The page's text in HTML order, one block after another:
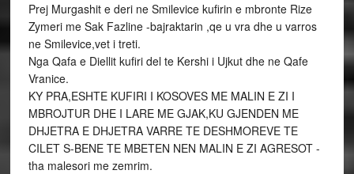
Prej Murgashit e deri ne Smilevice kufirin e mbronte Rize
Zymeri me Sak Fazline -bajraktarin ,qe u vra dhe u varros
ne Smilevice,vet i treti.
Nga Qafa e Diellit kufiri del te Kershi i Ujkut dhe ne Qafe
Vranice.
KY PRA,ESHTE KUFIRI I KOSOVES ME MALIN E ZI I
MBROJTUR DHE I LARE ME GJAK,KU GJENDEN ME
DHJETRA E DHJETRA VARRE TE DESHMOREVE TE
CILET S-BENE TE MBETEN NEN MALIN E ZI AGRESOT -
tha malesori me zemrim.